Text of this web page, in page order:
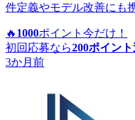
件定義やモデル改善にも
🔥 1000ポイント 今だけ！
初回応募なら200ポイント
3か月前